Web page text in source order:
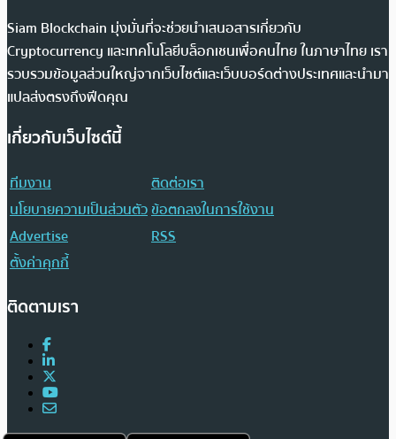
Siam Blockchain มุ่งมั่นที่จะช่วยนำเสนอสารเกี่ยวกับ
Cryptocurrency และเทคโนโลยีบล็อกเชนเพื่อคนไทย ในภาษาไทย เรา
รวบรวมข้อมูลส่วนใหญ่จากเว็บไซต์และเว็บบอร์ดต่างประเทศและนำมา
แปลส่งตรงถึงฟีดคุณ
เกี่ยวกับเว็บไซต์นี้
ทีมงาน
ติดต่อเรา
นโยบายความเป็นส่วนตัวข้อตกลงในการใช้งาน
Advertise
RSS
ตั้งค่าคุกกี้
ติดตามเรา